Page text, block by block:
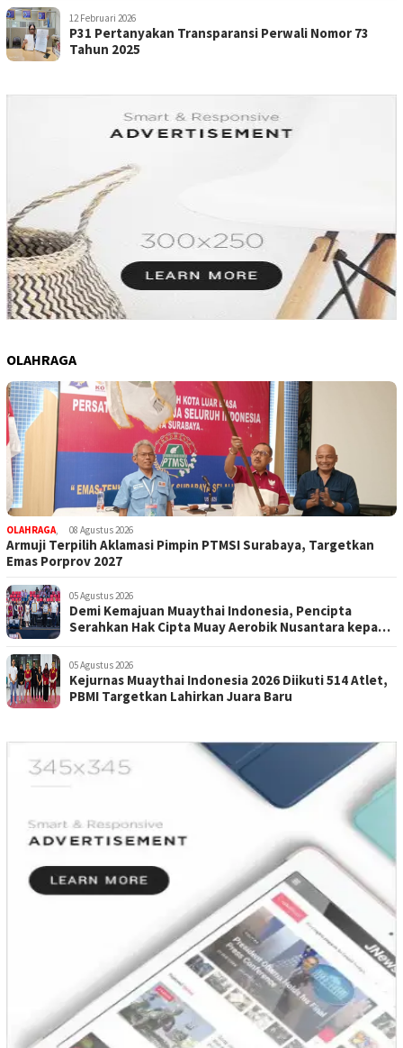
12 Februari 2026
P31 Pertanyakan Transparansi Perwali Nomor 73
Tahun 2025
OLAHRAGA
OLAHRAGA, 08 Agustus 2026
Armuji Terpilih Aklamasi Pimpin PTMSI Surabaya, Targetkan
Emas Porprov 2027
05 Agustus 2026
Demi Kemajuan Muaythai Indonesia, Pencipta
Serahkan Hak Cipta Muay Aerobik Nusantara kepada
05 Agustus 2026
Kejurnas Muaythai Indonesia 2026 Diikuti 514 Atlet,
PBMI Targetkan Lahirkan Juara Baru